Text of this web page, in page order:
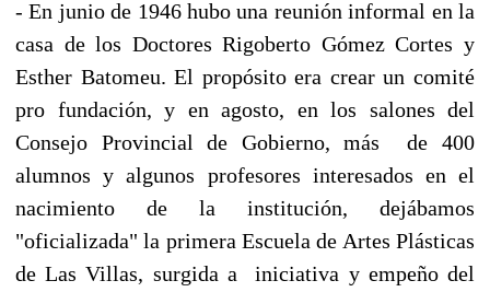
- En junio de 1946 hubo una reunión informal en la
casa de los Doctores Rigoberto Gómez Cortes y
Esther Batomeu. El propósito era crear un comité
pro fundación, y en agosto, en los salones del
Consejo Provincial de Gobierno, más de 400
alumnos y algunos profesores interesados en el
nacimiento de la institución, dejábamos
"oficializada" la primera Escuela de Artes Plásticas
de Las Villas, surgida a iniciativa y empeño del